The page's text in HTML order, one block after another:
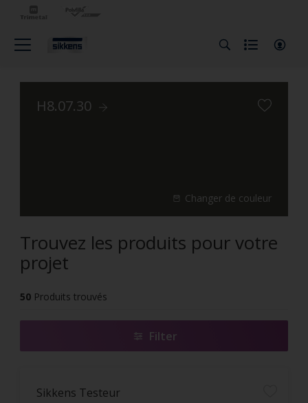
H8.07.30
Changer de couleur
Trouvez les produits pour votre
projet
50 Produits trouvés
Filter
Sikkens Testeur